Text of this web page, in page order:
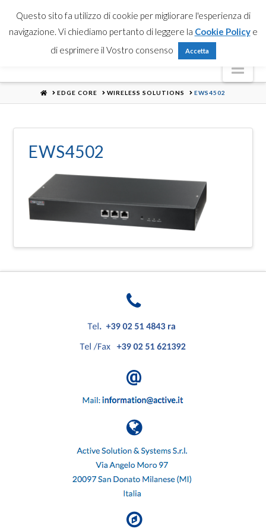
HOMEEDGE CORE WIRELESS SOLUTIONS EWS4502
EWS4502
Questo sito fa utilizzo di cookie per migliorare l'esperienza di
navigazione. Vi chiediamo pertanto di leggere la Cookie Policye
di esprimere il Vostro consenso
Accetta